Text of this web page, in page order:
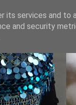
services and to
and security